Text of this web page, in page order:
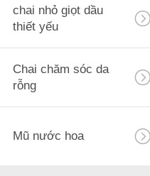
SƠ
ĐỒ
TRANG
WEB
PRIVACY
chai nhỏ giọt dầu
thiết yếu
Chai chăm sóc da
rỗng
Mũ nước hoa